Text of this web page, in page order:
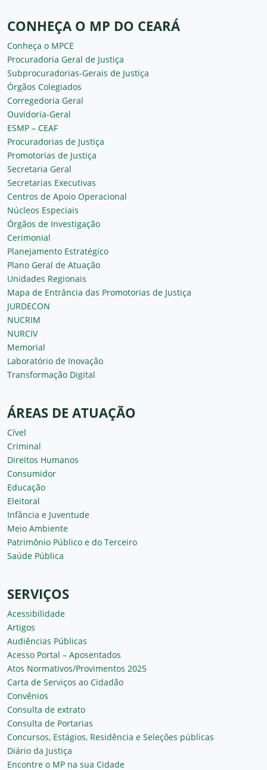
CONHEÇA O MP DO CEARÁ
Conheça o MPCE
Procuradoria Geral de Justiça
Subprocuradorias-Gerais de Justiça
Órgãos Colegiados
Corregedoria Geral
Ouvidoria-Geral
ESMP – CEAF
Procuradorias de Justiça
Promotorias de Justiça
Secretaria Geral
Secretarias Executivas
Centros de Apoio Operacional
Núcleos Especiais
Órgãos de Investigação
Cerimonial
Planejamento Estratégico
Plano Geral de Atuação
Unidades Regionais
Mapa de Entrância das Promotorias de Justiça
JURDECON
NUCRIM
NURCIV
Memorial
Laboratório de Inovação
Transformação Digital
ÁREAS DE ATUAÇÃO
Cível
Criminal
Direitos Humanos
Consumidor
Educação
Eleitoral
Infância e Juventude
Meio Ambiente
Patrimônio Público e do Terceiro
Saúde Pública
SERVIÇOS
Acessibilidade
Artigos
Audiências Públicas
Acesso Portal – Aposentados
Atos Normativos/Provimentos 2025
Carta de Serviços ao Cidadão
Convênios
Consulta de extrato
Consulta de Portarias
Concursos, Estágios, Residência e Seleções públicas
Diário da Justiça
Encontre o MP na sua Cidade